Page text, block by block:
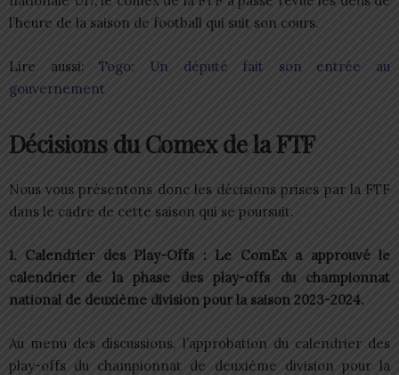
l’heure de la saison de football qui suit son cours.
Lire aussi:Togo: Un député fait son entrée au
gouvernement
Décisions du Comex de la FTF
Nous vous présentons donc les décisions prises par la FTF
dans le cadre de cette saison qui se poursuit.
1. Calendrier des Play-Offs : Le ComEx a approuvé le
calendrier de la phase des play-offs du championnat
national de deuxième division pour la saison 2023-2024.
Au menu des discussions, l’approbation du calendrier des
play-offs du championnat de deuxième division pour la